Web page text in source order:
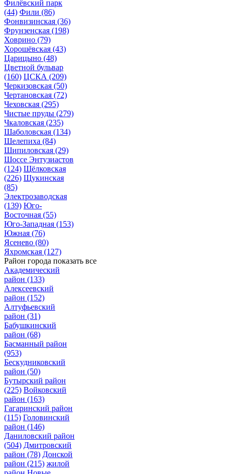
Филёвский парк
(44) Фили (86)
Фонвизинская (36)
Фрунзенская (198)
Ховрино (79)
Хорошёвская (43)
Царицыно (48)
Цветной бульвар
(160) ЦСКА (209)
Черкизовская (50)
Чертановская (72)
Чеховская (295)
Чистые пруды (279)
Чкаловская (235)
Шаболовская (134)
Шелепиха (84)
Шипиловская (29)
Шоссе Энтузиастов
(124) Щёлковская
(226) Щукинская
(85)
Электрозаводская
(139) Юго-
Восточная (55)
Юго-Западная (153)
Южная (76)
Ясенево (80)
Яхромская (127)
Район города показать все
Академический
район (133)
Алексеевский
район (152)
Алтуфьевский
район (31)
Бабушкинский
район (68)
Басманный район
(953)
Бескудниковский
район (50)
Бутырский район
(225) Войковский
район (163)
Гагаринский район
(115) Головинский
район (146)
Даниловский район
(504) Дмитровский
район (78) Донской
район (215) жилой